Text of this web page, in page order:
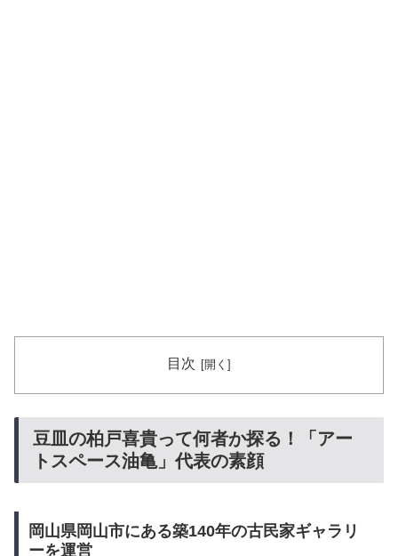
目次
豆皿の柏戸喜貴って何者か探る！「アー
トスペース油亀」代表の素顔
岡山県岡山市にある築140年の古民家ギャラリ
ーを運営